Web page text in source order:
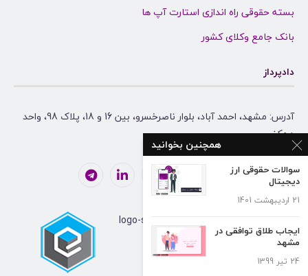
بسته حقوقی راه اندازی استارت آپ ها
بانک جامع وکلای کشور
دادپرداز
آدرس: مشهد، احمد آباد، بلوار ناصرخسرو، بین 16 و 18، پلاک 98، واحد
همکف
همچنین بخوانید
سوالات حقوقی ارز
دیجیتال
21 اردیبهشت 1401
ایجاب طلاق توافقی در
مشهد
24 تیر 1399